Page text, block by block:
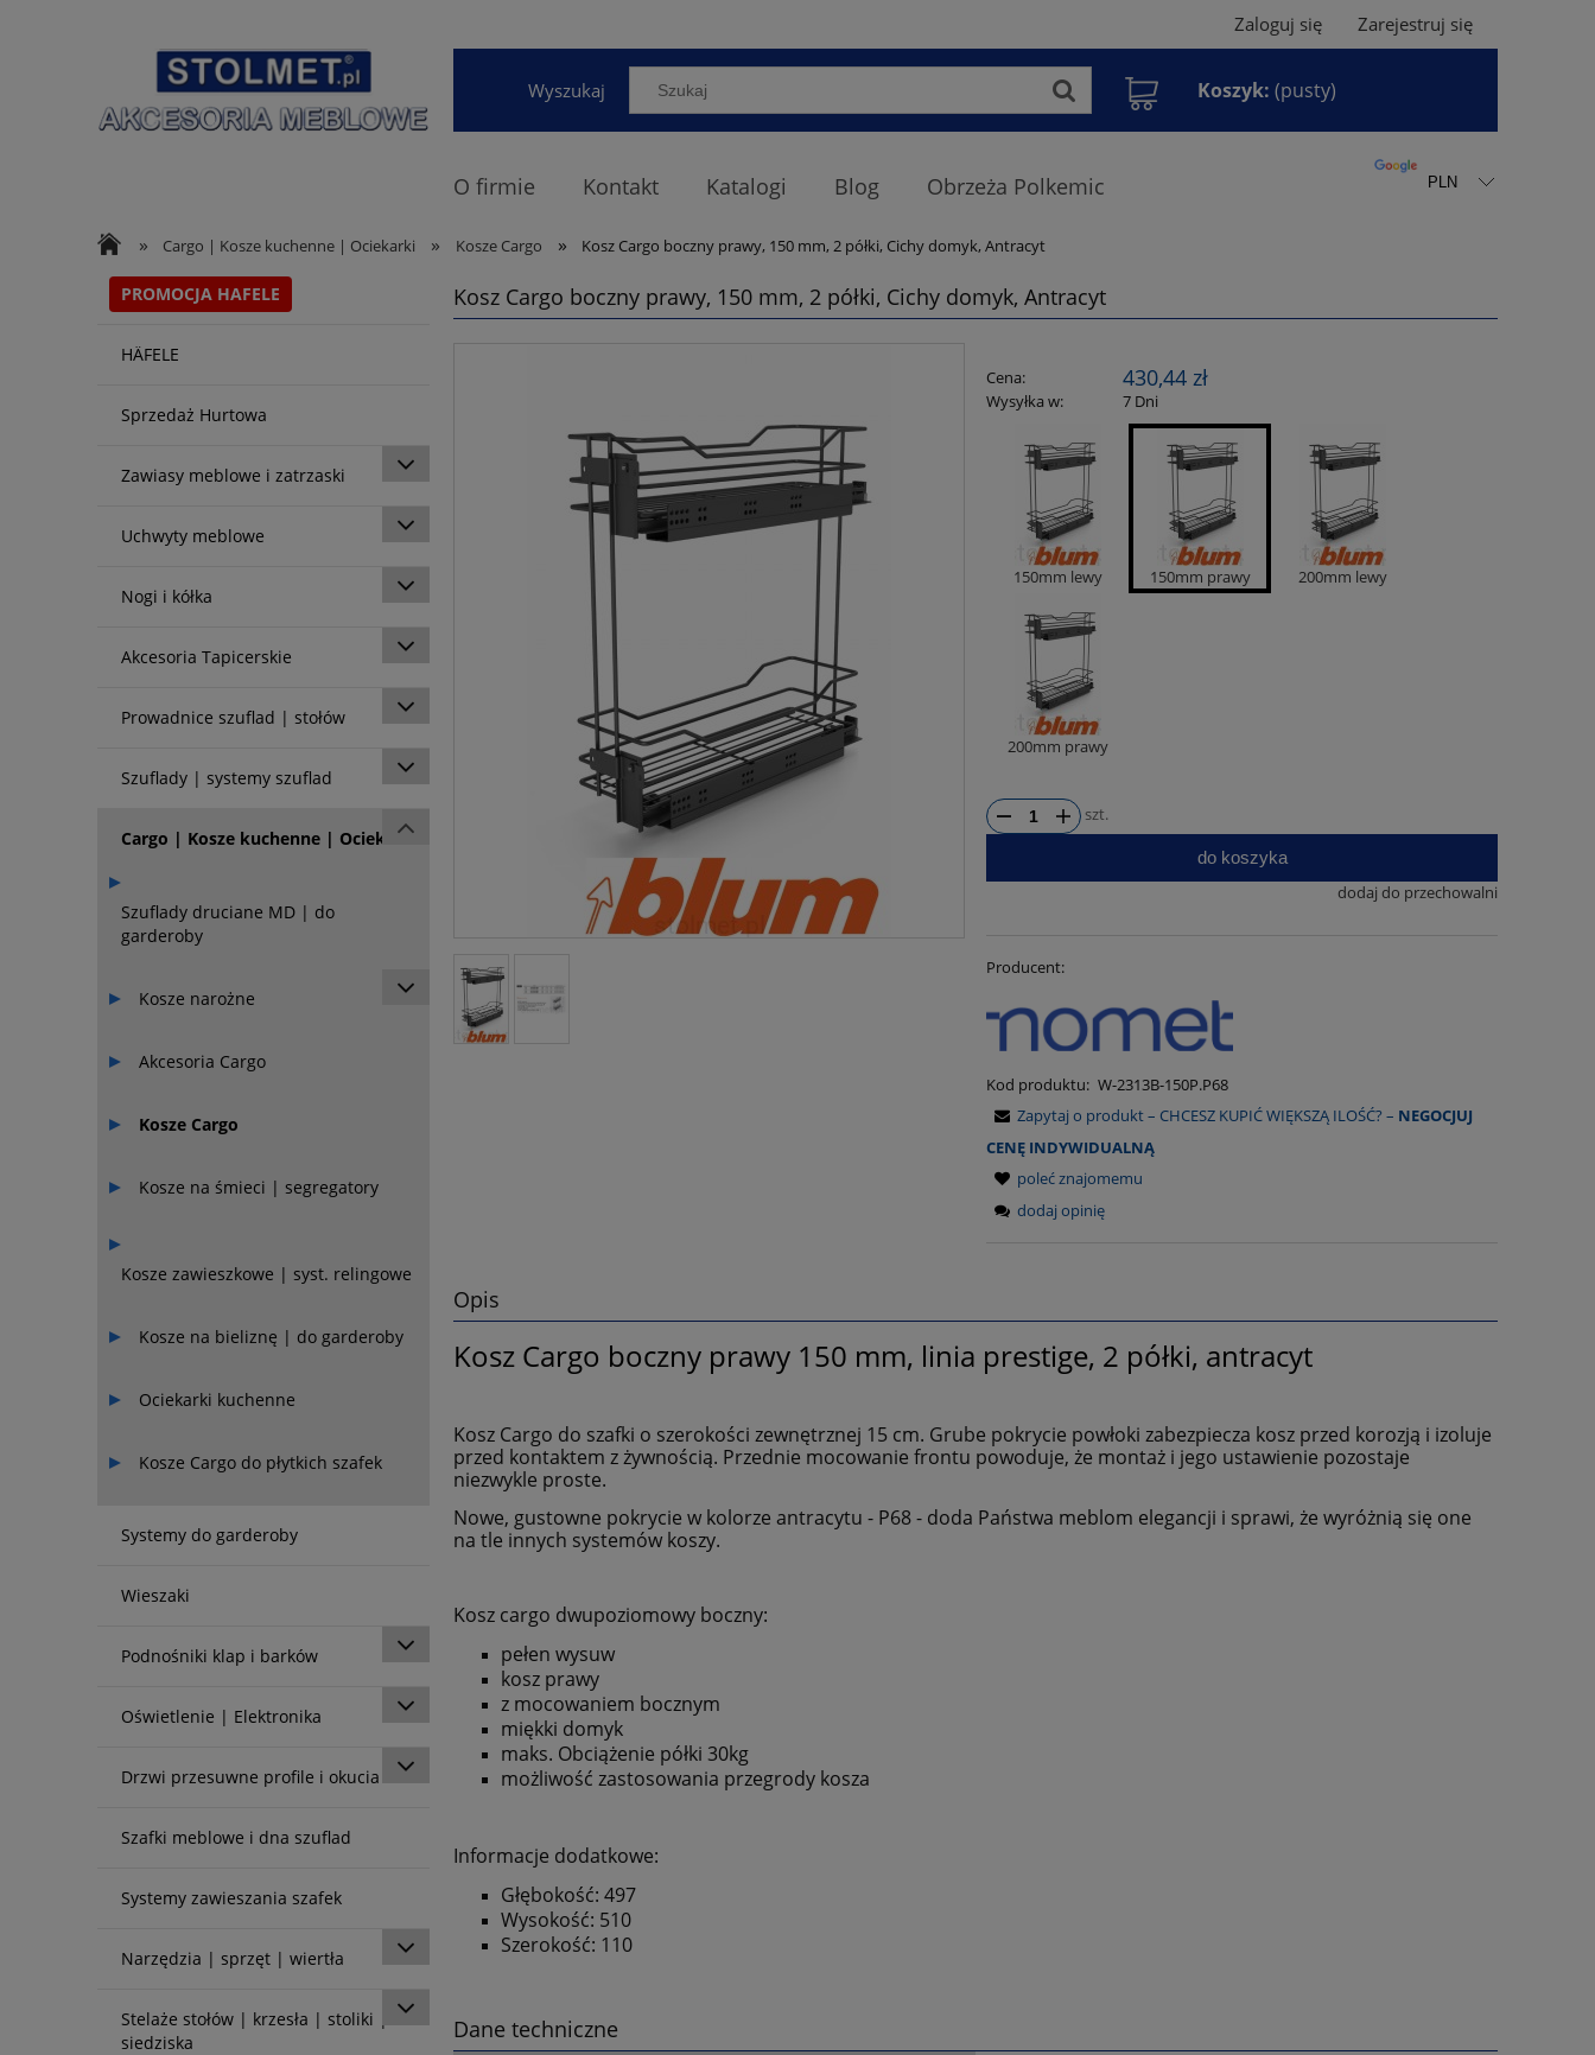
Zarejestruj się
Zaloguj się
Koszyk: (pusty)
Wyszukaj
O firmie Kontakt Katalogi Blog Obrzeża Polkemic
» Cargo | Kosze kuchenne | Ociekarki » Kosze Cargo » Kosz Cargo boczny prawy, 150 mm, 2 półki, Cichy domyk, Antracyt
PROMOCJA HAFELE
HÄFELE
Sprzedaż Hurtowa
Zawiasy meblowe i zatrzaski
Uchwyty meblowe
Nogi i kółka
Akcesoria Tapicerskie
Prowadnice szuflad | stołów
Szuflady | systemy szuflad
Cargo | Kosze kuchenne | Ociekarki
Szuflady druciane MD | do
garderoby
Kosze narożne
Akcesoria Cargo
Kosze Cargo
Kosze na śmieci | segregatory
Kosze zawieszkowe | syst. relingowe
Kosze na bieliznę | do garderoby
Ociekarki kuchenne
Kosze Cargo do płytkich szafek
Systemy do garderoby
Wieszaki
Podnośniki klap i barków
Oświetlenie | Elektronika
Drzwi przesuwne profile i okucia
Szafki meblowe i dna szuflad
Systemy zawieszania szafek
Narzędzia | sprzęt | wiertła
Stelaże stołów | krzesła | stoliki |
siedziska
Kosz Cargo boczny prawy, 150 mm, 2 półki, Cichy domyk, Antracyt
Cena: 430,44 zł
Wysyłka w: 7 Dni
150mm lewy 150mm prawy 200mm lewy
200mm prawy
szt.
do koszyka
dodaj do przechowalni
Producent:
Kod produktu: W-2313B-150P.P68
Zapytaj o produkt – CHCESZ KUPIĆ WIĘKSZĄ ILOŚĆ? – NEGOCJUJ
CENĘ INDYWIDUALNĄ
poleć znajomemu
dodaj opinię
Opis
Kosz Cargo boczny prawy 150 mm, linia prestige, 2 półki, antracyt
Kosz Cargo do szafki o szerokości zewnętrznej 15 cm. Grube pokrycie powłoki zabezpiecza kosz przed korozją i izoluje
przed kontaktem z żywnością. Przednie mocowanie frontu powoduje, że montaż i jego ustawienie pozostaje
niezwykle proste.
Nowe, gustowne pokrycie w kolorze antracytu - P68 - doda Państwa meblom elegancji i sprawi, że wyróżnią się one
na tle innych systemów koszy.
Kosz cargo dwupoziomowy boczny:
pełen wysuw
kosz prawy
z mocowaniem bocznym
miękki domyk
maks. Obciążenie półki 30kg
możliwość zastosowania przegrody kosza
Informacje dodatkowe:
Głębokość: 497
Wysokość: 510
Szerokość: 110
Dane techniczne